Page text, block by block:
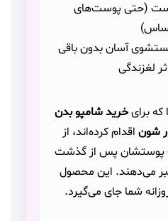
پوست (حتی پوست‌های
آسان بدون باقی
لغزندگی
که برایخرید شامپو بدن
شون اقدام کرده‌اند، از
پوستشان پس از گذشت
می‌دهند. این محصول
شما جای می‌گیرد.